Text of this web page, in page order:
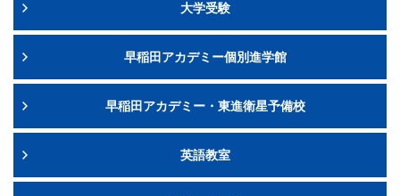
大学受験
早稲田アカデミー個別進学館
早稲田アカデミー・東進衛星予備校
英語教室